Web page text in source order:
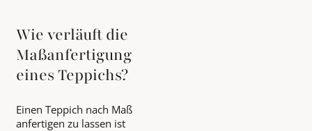
Wie verläuft die
Maßanfertigung
eines Teppichs?
Einen Teppich nach Maß
anfertigen zu lassen ist